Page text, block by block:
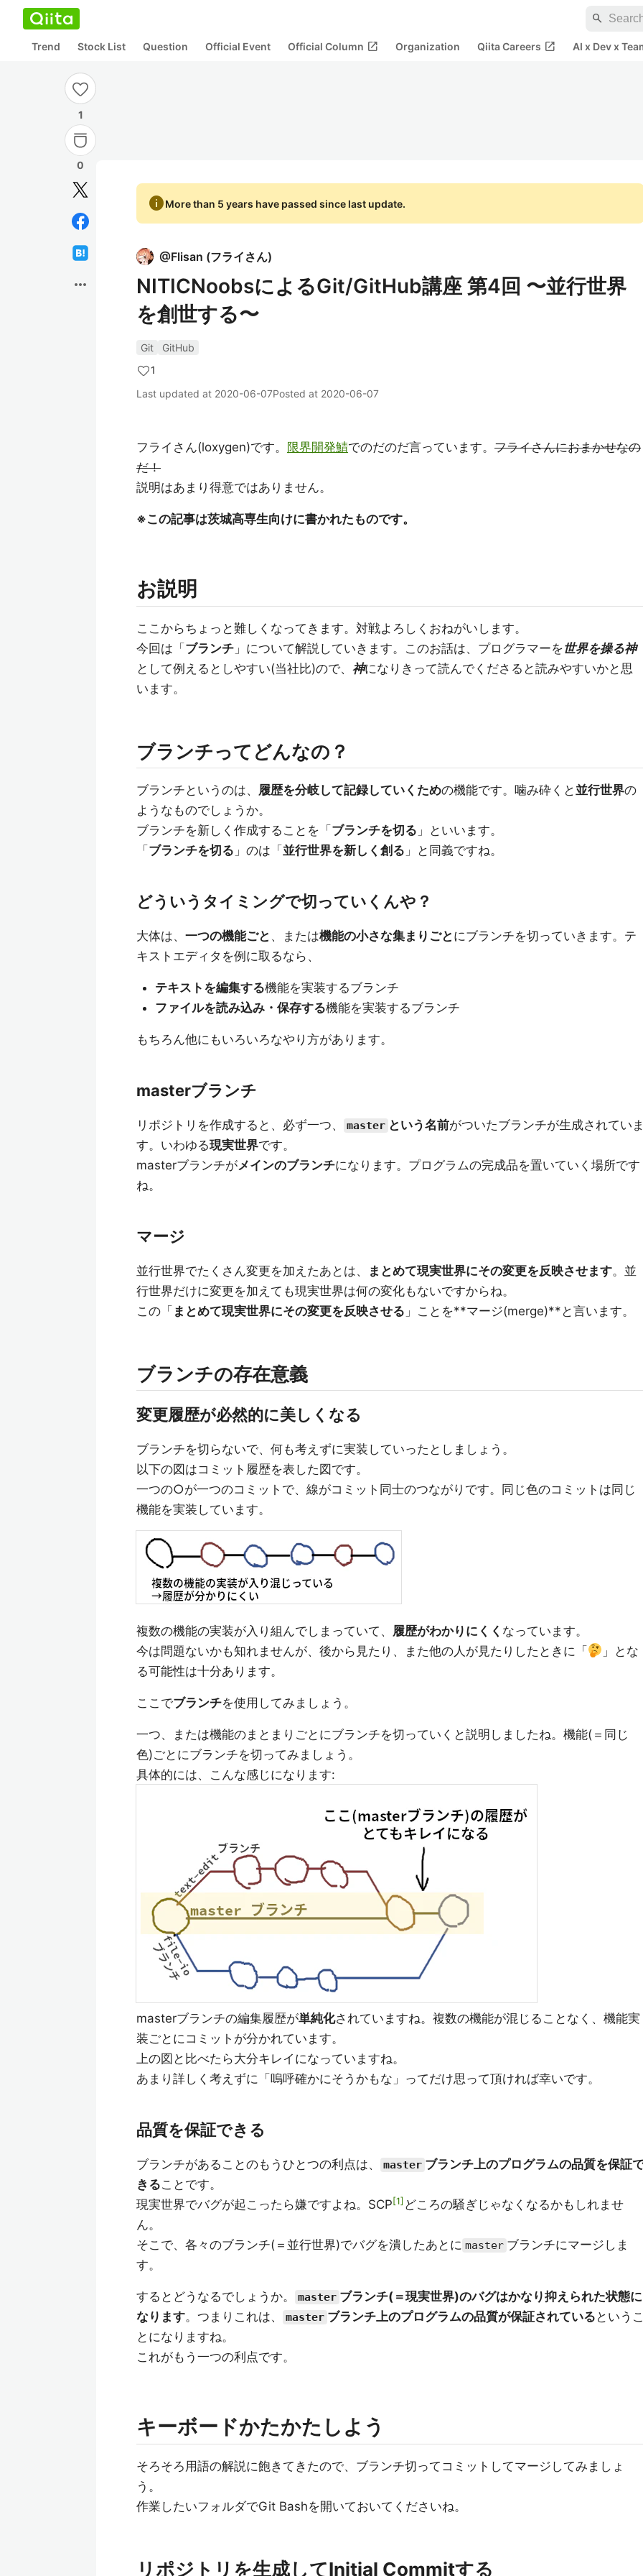
search
Trend Stock List Question Official Event Official Column open_in_new Organization Qiita Careers open_in_new AI x Dev x
1
0
more_horiz
infoMore than 5 years have passed since last update.
@Flisan (フライさん)
NITICNoobsによるGit/GitHub講座 第4回 〜並行世界
を創世する〜
Git
GitHub
1
Last updated at 2020-06-07Posted at 2020-06-07
フライさん(loxygen)です。 限界開発鯖でのだのだ言っています。 フライさんにおまかせなの
だ！
説明はあまり得意ではありません。
※この記事は茨城高専生向けに書かれたものです。
お説明
ここからちょっと難しくなってきます。対戦よろしくおねがいします。
今回は「 ブランチ 」について解説していきます。このお話は、プログラマーを世界を操る神
として例えるとしやすい(当社比)ので、 神になりきって読んでくださると読みやすいかと思
います。
ブランチってどんなの？
ブランチというのは、 履歴を分岐して記録していくための機能です。噛み砕くと並行世界の
ようなものでしょうか。
ブランチを新しく作成することを「 ブランチを切る 」といいます。
「 ブランチを切る 」のは「 並行世界を新しく創る 」と同義ですね。
どういうタイミングで切っていくんや？
大体は、 一つの機能ごと 、または機能の小さな集まりごと にブランチを切っていきます。テ
キストエディタを例に取るなら、
テキストを編集する機能を実装するブランチ
ファイルを読み込み・保存する機能を実装するブランチ
もちろん他にもいろいろなやり方があります。
masterブランチ
リポジトリを作成すると、必ず一つ、 master という名前がついたブランチが生成されてい
す。いわゆる現実世界です。
masterブランチがメインのブランチになります。プログラムの完成品を置いていく場所です
ね。
マージ
並行世界でたくさん変更を加えたあとは、 まとめて現実世界にその変更を反映させます。並
行世界だけに変更を加えても現実世界は何の変化もないですからね。
この「 まとめて現実世界にその変更を反映させる 」ことを**マージ(merge)**と言います。
ブランチの存在意義
変更履歴が必然的に美しくなる
ブランチを切らないで、何も考えずに実装していったとしましょう。
以下の図はコミット履歴を表した図です。
一つの○が一つのコミットで、線がコミット同士のつながりです。同じ色のコミットは同じ
機能を実装しています。
複数の機能の実装が入り組んでしまっていて、 履歴がわかりにくく なっています。
今は問題ないかも知れませんが、後から見たり、また他の人が見たりしたときに「
」とな
る可能性は十分あります。
ここでブランチを使用してみましょう。
一つ、または機能のまとまりごとにブランチを切っていくと説明しましたね。機能(＝同じ
色)ごとにブランチを切ってみましょう。
具体的には、こんな感じになります:
masterブランチの編集履歴が単純化されていますね。複数の機能が混じることなく、機能実
装ごとにコミットが分かれています。
上の図と比べたら大分キレイになっていますね。
あまり詳しく考えずに「嗚呼確かにそうかもな」ってだけ思って頂ければ幸いです。
品質を保証できる
ブランチがあることのもうひとつの利点は、 master ブランチ上のプログラムの品質を保証
きることです。
現実世界でバグが起こったら嫌ですよね。SCP 1 どころの騒ぎじゃなくなるかもしれませ
ん。
そこで、各々のブランチ(＝並行世界)でバグを潰したあとに master ブランチにマージしま
す。
するとどうなるでしょうか。 master ブランチ(＝現実世界)のバグはかなり抑えられた状態に
なります。つまりこれは、 master ブランチ上のプログラムの品質が保証されている という
とになりますね。
これがもう一つの利点です。
キーボードかたかたしよう
そろそろ用語の解説に飽きてきたので、ブランチ切ってコミットしてマージしてみましょ
う。
作業したいフォルダでGit Bashを開いておいてくださいね。
リポジトリを生成してInitial Commitする